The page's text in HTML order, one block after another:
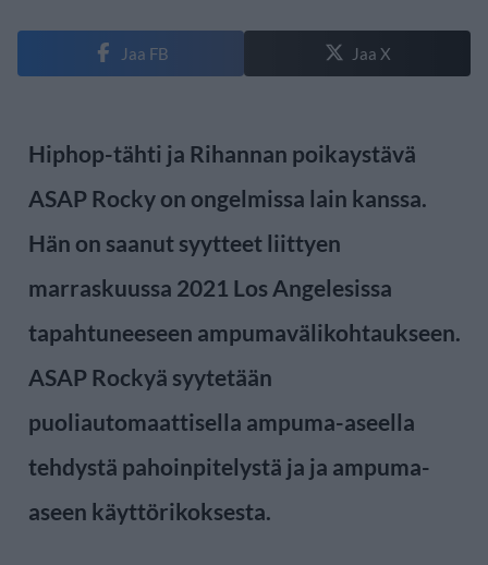
Jaa FB Jaa X
Hiphop-tähti ja Rihannan poikaystävä
ASAP Rocky on ongelmissa lain kanssa.
Hän on saanut syytteet liittyen
marraskuussa 2021 Los Angelesissa
tapahtuneeseen ampumavälikohtaukseen.
ASAP Rockyä syytetään
puoliautomaattisella ampuma-aseella
tehdystä pahoinpitelystä ja ja ampuma-
aseen käyttörikoksesta.